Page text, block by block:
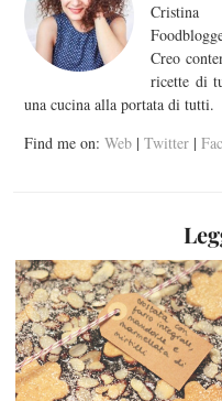
Cristina
Creo
ricette di
una cucina alla portata di tutti.
Find me on: Web | Twitter |